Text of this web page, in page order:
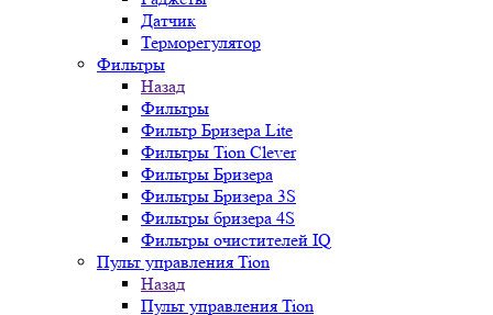
Датчик
Терморегулятор
Фильтры
Назад
Фильтры
Фильтр Бризера Lite
Фильтры Tion Clever
Фильтры Бризера
Фильтры Бризера 3S
Фильтры бризера 4S
Фильтры очистителей IQ
Пульт управления Tion
Назад
Пульт управления Tion